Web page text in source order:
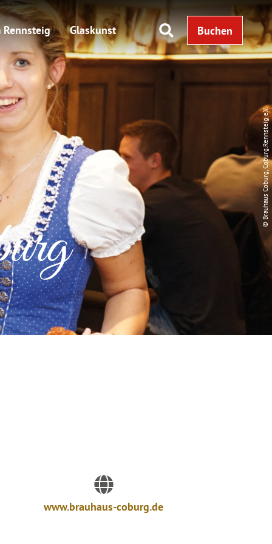
Glaskunst Buchen
© Brauhaus Coburg, Coburg.Rennsteig e.V.
www.brauhaus-coburg.de